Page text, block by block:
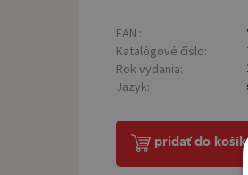
EAN :
Katalógové číslo:
Rok vydania:
Jazyk:
pridať do